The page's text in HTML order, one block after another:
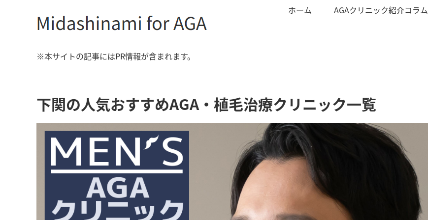
ホーム AGAクリニック紹介コラム
※本サイトの記事にはPR情報が含まれます。
下関の人気おすすめAGA・植毛治療クリニック一覧